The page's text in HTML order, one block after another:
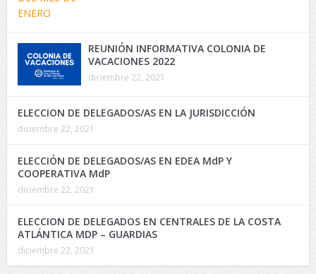
REUNIÓN INFORMATIVA COLONIA DE
VACACIONES 2022
diciembre 22, 2021
ELECCION DE DELEGADOS/AS EN LA JURISDICCIÓN
diciembre 22, 2021
ELECCIÓN DE DELEGADOS/AS EN EDEA MdP Y
COOPERATIVA MdP
diciembre 22, 2021
ELECCION DE DELEGADOS EN CENTRALES DE LA COSTA
ATLÁNTICA MDP – GUARDIAS
diciembre 22, 2021